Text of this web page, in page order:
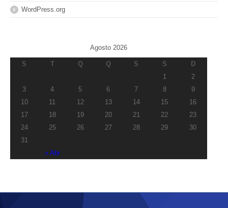
WordPress.org
Agosto 2026
S T Q Q S S D
« Abr
1
2
3
4 5 6 7 8
9
10
11 12 13 14 15
16
17
18 19 20 21 22
23
24
25 26 27 28 29
30
31